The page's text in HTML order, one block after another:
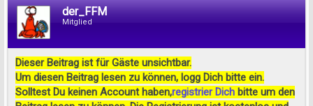
der_FFM
Mitglied
Dieser Beitrag ist für Gäste unsichtbar.
Um diesen Beitrag lesen zu können, logg Dich bitte ein.
Solltest Du keinen Account haben,registrier Dich bitte um den